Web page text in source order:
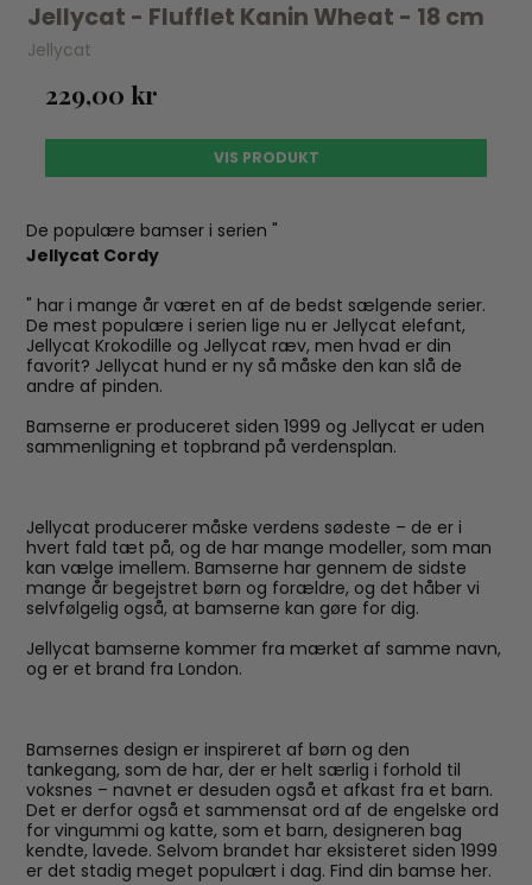
Jellycat - Flufflet Kanin Wheat - 18 cm
Jellycat
229,00 kr
VIS PRODUKT
De populære bamser i serien "
Jellycat Cordy
" har i mange år været en af de bedst sælgende serier.
De mest populære i serien lige nu er Jellycat elefant,
Jellycat Krokodille og Jellycat ræv, men hvad er din
favorit? Jellycat hund er ny så måske den kan slå de
andre af pinden.
Bamserne er produceret siden 1999 og Jellycat er uden
sammenligning et topbrand på verdensplan.
Jellycat producerer måske verdens sødeste – de er i
hvert fald tæt på, og de har mange modeller, som man
kan vælge imellem. Bamserne har gennem de sidste
mange år begejstret børn og forældre, og det håber vi
selvfølgelig også, at bamserne kan gøre for dig.
Jellycat bamserne kommer fra mærket af samme navn,
og er et brand fra London.
Bamsernes design er inspireret af børn og den
tankegang, som de har, der er helt særlig i forhold til
voksnes – navnet er desuden også et afkast fra et barn.
Det er derfor også et sammensat ord af de engelske ord
for vingummi og katte, som et barn, designeren bag
kendte, lavede. Selvom brandet har eksisteret siden 1999
er det stadig meget populært i dag. Find din bamse her.